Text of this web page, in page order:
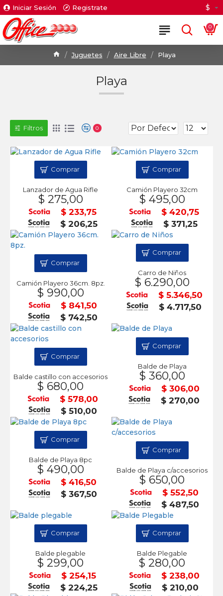
Iniciar Sesión Registrate $
0
Juguetes Aire Libre Playa
Playa
Filtros 0
Lanzador de Agua Rifle
$ 275,00
$ 233,75
$ 206,25
Comprar
Camión Playero 32cm
$ 495,00
$ 420,75
$ 371,25
Comprar
Camión Playero 36cm. 8pz.
$ 990,00
$ 841,50
$ 742,50
Comprar
Carro de Niños
$ 6.290,00
$ 5.346,50
$ 4.717,50
Comprar
Balde castillo con accesorios
$ 680,00
$ 578,00
$ 510,00
Comprar
Balde de Playa
$ 360,00
$ 306,00
$ 270,00
Comprar
Balde de Playa 8pc
$ 490,00
$ 416,50
$ 367,50
Comprar
Balde de Playa c/accesorios
$ 650,00
$ 552,50
$ 487,50
Comprar
Balde plegable
$ 299,00
$ 254,15
$ 224,25
Comprar
Balde Plegable
$ 280,00
$ 238,00
$ 210,00
Comprar